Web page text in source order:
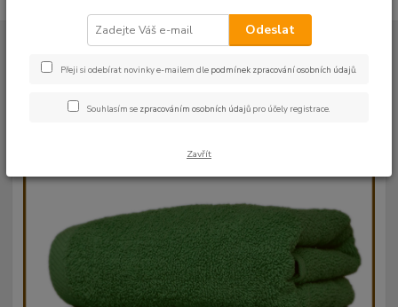
RUČNÍKY A OSUŠKY
Ručníky 50x100cm bez bordury - 500g/m²
Ručník 50x100cm - olivová-21 -
500g/m2
Odeslat
Přeji si odebírat novinky e-mailem dle podmínek zpracování osobních údajů.
Souhlasím se zpracováním osobních údajů pro účely registrace.
Zavřít